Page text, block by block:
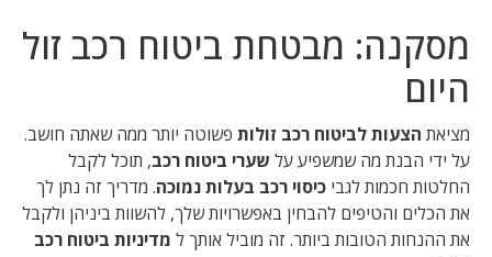
מסקנה: מבטחת ביטוח רכב זול
היום
מציאת הצעות לביטוח רכב זולות פשוטה יותר ממה שאתה חושב.
על ידי הבנת מה שמשפיע על שערי ביטוח רכב, תוכל לקבל
החלטות חכמות לגבי כיסוי רכב בעלות נמוכה. מדריך זה נתן לך
את הכלים והטיפים להבחין באפשרויות שלך, להשוות ביניהן ולקבל
את ההנחות הטובות ביותר. זה מוביל אותך ל מדיניות ביטוח רכב